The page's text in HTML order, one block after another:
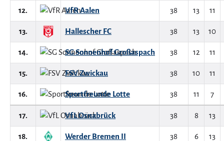
12. VfR Aalen 38 13 11
13. Hallescher FC 38 13 10
14. SG Sonnenhof Großaspach 38 12 11
15. FSV Zwickau 38 10 11
16. Sportfreunde Lotte 38 11 7
17. VfL Osnabrück 38 8 13
18. Werder Bremen II 38 6 13